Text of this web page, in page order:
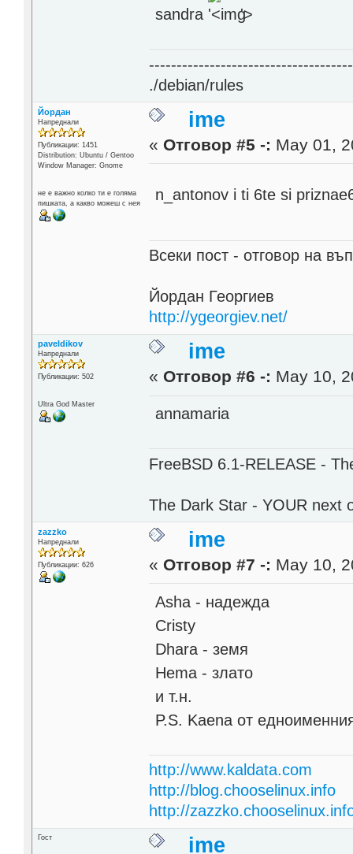
sandra '>
./debian/rules
Йордан
Напреднали
Публикации: 1451
Distribution: Ubuntu / Gentoo
Window Manager: Gnome
не е важно колко ти е голяма
пишката, а какво можеш с нея
ime
« Отговор #5 -: May 01,
n_antonov i ti 6te si
Всеки пост - отговор на
Йордан Георгиев
http://ygeorgiev.net/
paveldikov
Напреднали
Публикации: 502
Ultra God Master
ime
« Отговор #6 -: May 10,
annamaria
FreeBSD 6.1-RELEASE -
The Dark Star - YOUR next
zazzko
Напреднали
Публикации: 626
ime
« Отговор #7 -: May 10,
Asha - надежда
Cristy
Dhara - земя
Hema - злато
и т.н.
P.S. Kaena от
http://www.kaldata.com
http://blog.chooselinux.info
http://
Гост ime